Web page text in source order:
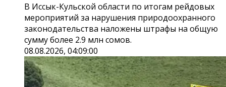
В Иссык-Кульской области по итогам рейдовых
мероприятий за нарушения природоохранного
законодательства наложены штрафы на общую
сумму более 2.9 млн сомов.
08.08.2026, 04:09:00